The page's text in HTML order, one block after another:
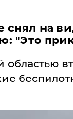
снял на
"Это